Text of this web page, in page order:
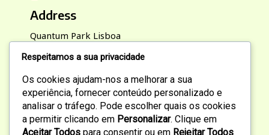
Address
Quantum Park Lisboa
Working Hours
Mon-Sat : 9:00 AM To 6:00 PM
Sun : 10:00 AM To 2:00 PM
Respeitamos a sua privacidade
Os cookies ajudam-nos a melhorar a sua
experiência, fornecer conteúdo personalizado e
analisar o tráfego. Pode escolher quais os cookies
a permitir clicando em Personalizar. Clique em
Aceitar Todos para consentir ou em Rejeitar Todos